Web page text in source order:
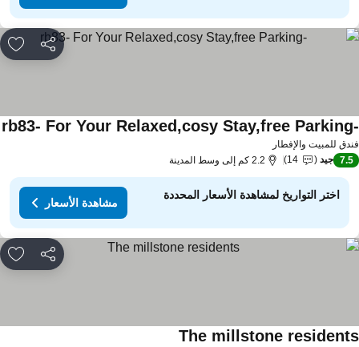
مشاركة
للمبيت والإفطار
7.5
جيد 14 2.2 كم إلى وسط المدينة
اختر التواريخ لمشاهدة الأسعار المحددة
مشاهدة الأسعار
مشاركة
The millstone